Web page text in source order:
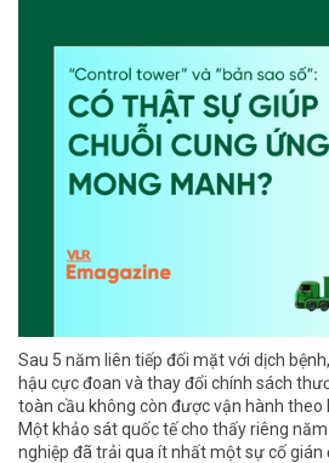
Sau 5 năm liên tiếp đối mặt với dịch
hậu cực đoan và thay đổi chính sách
toàn cầu không còn được vận hành theo
Một khảo sát quốc tế cho thấy riêng
nghiệp đã trải qua ít nhất một sự cố gián